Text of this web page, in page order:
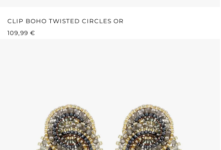
CLIP BOHO TWISTED CIRCLES OR
PRIX RÉGULIER :
109,99 €